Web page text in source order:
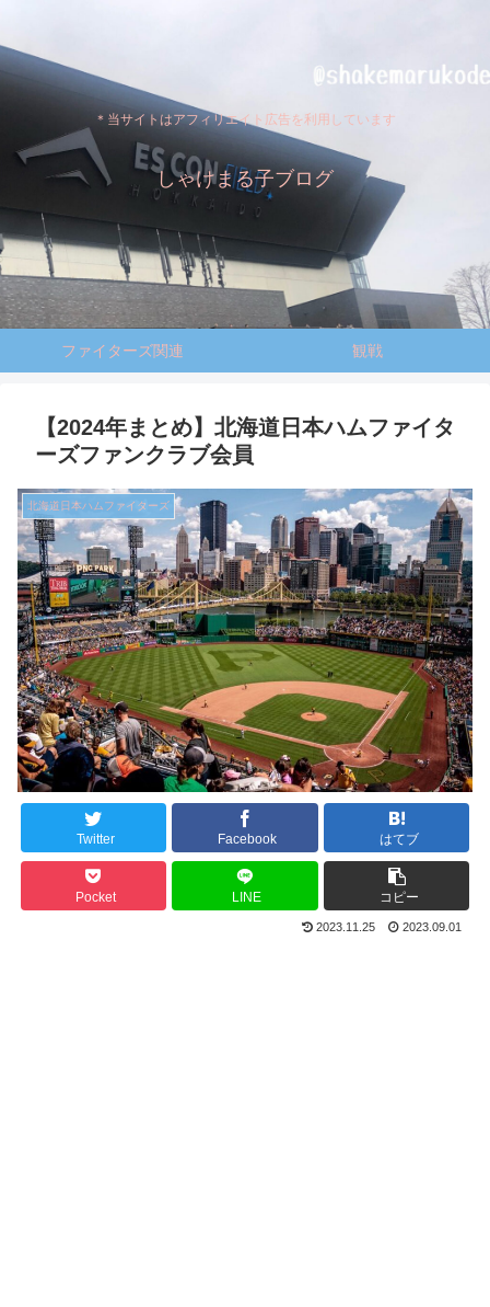
＊当サイトはアフィリエイト広告を利用しています
しゃけまる子ブログ
ファイターズ関連 観戦
【2024年まとめ】北海道日本ハムファイタ
ーズファンクラブ会員
北海道日本ハムファイターズ
Twitter Facebook はてブ
Pocket LINE コピー
2023.11.25 2023.09.01